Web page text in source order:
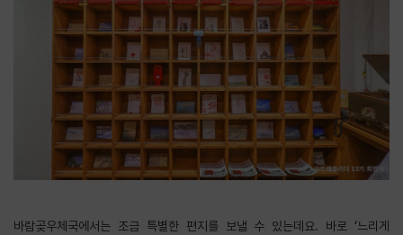
바람곶우체국에서는 조금 특별한 편지를 보낼 수 있는데요. 바로 ‘느리게